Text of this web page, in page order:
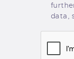
data,